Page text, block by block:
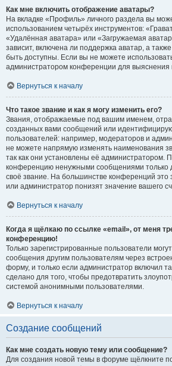
Как мне включить отображение аватары?
На вкладке «Профиль» личного раздела вы
использованием четырёх инструментов:
«Удалённая аватара» или «Загружаемая
зависит, включена ли поддержка аватар, а
быть доступны. Если вы не можете
администратором конференции для выяснения
Вернуться к началу
Что такое звание и как я могу изменить его?
Звания, отображаемые под вашим именем,
созданных вами сообщений или
пользователей: например, модераторов и
не можете напрямую изменять наименования
так как они установлены её администратором.
конференцию ненужными сообщениями только
своё звание. На большинстве конференций
или администратор понизят значение вашего
Вернуться к началу
Когда я щёлкаю по ссылке «email», от меня
конференцию!
Только зарегистрированные пользователи
сообщения другим пользователям через
форму, и только если администратор включил
сделано для того, чтобы предотвратить
системой анонимными пользователями.
Вернуться к началу
Создание сообщений
Как мне создать новую тему или сообщение?
Для создания новой темы в форуме щёлкните